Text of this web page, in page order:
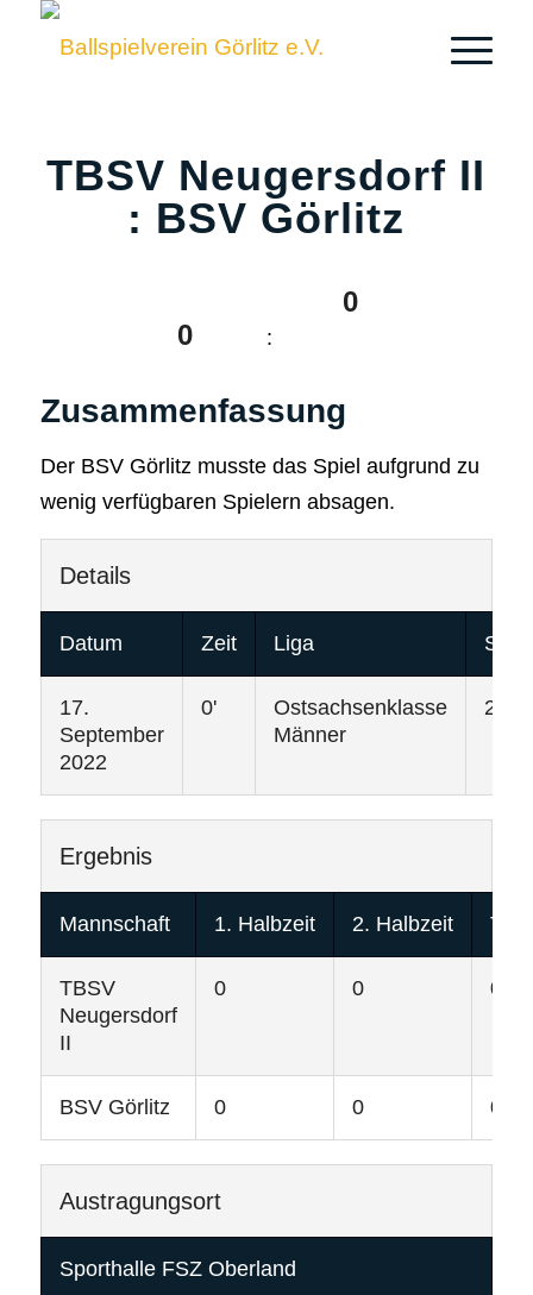
TBSV Neugersdorf II
: BSV Görlitz
0 :
0
Zusammenfassung
Der BSV Görlitz musste das Spiel aufgrund zu
wenig verfügbaren Spielern absagen.
Details
Datum Zeit Liga
17.
September
2022
0'
Ostsachsenklasse
Männer
Ergebnis
Mannschaft 1. Halbzeit 2. Halbzeit Tore
TBSV
Neugersdorf
II
0 0 0
BSV Görlitz 0 0 0
Austragungsort
Sporthalle FSZ Oberland